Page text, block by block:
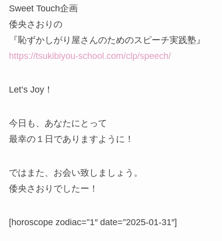
Sweet Touch企画
倭央さおりの
『恥ずかしがり屋さんのためのスピーチ実践塾』
https://tsukibiyou-school.com/clp/speech/
Let’s Joy！
今日も、あなたにとって
最幸の１日でありますように！
ではまた、お会い致しましょう。
倭央さおりでしたー！
[horoscope zodiac=”1″ date=”2025-01-31″]